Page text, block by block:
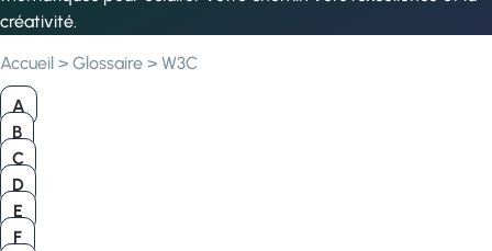
créativité.
Accueil > Glossaire > W3C
A
B
C
D
E
F